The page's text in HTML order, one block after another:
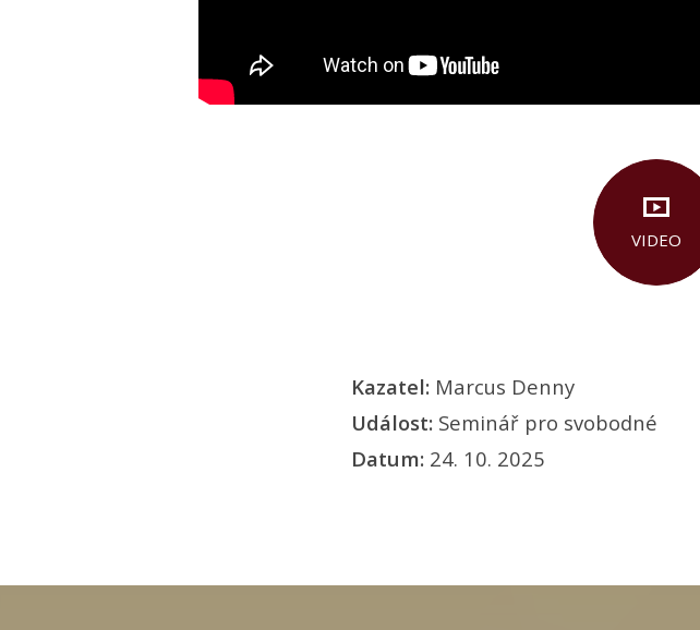
VIDEO
Kazatel: Marcus Denny
Událost: Seminář pro svobodné
Datum: 24. 10. 2025